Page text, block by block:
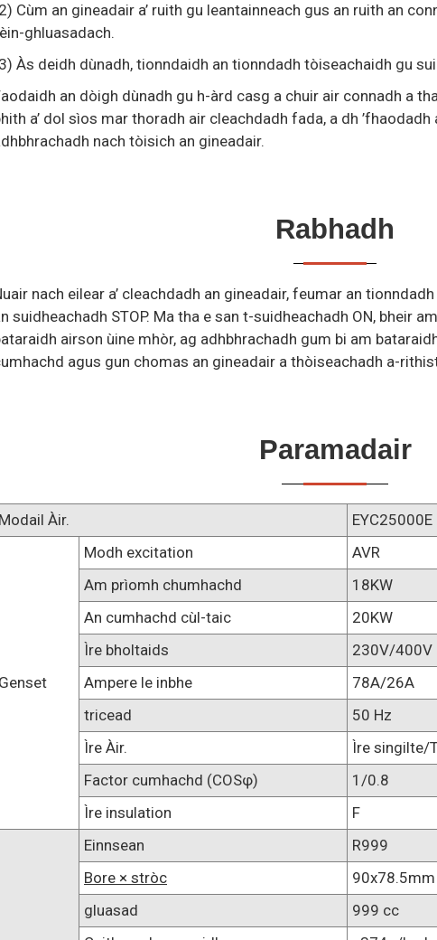
Cùm an gineadair a’ ruith gu leantainneach gus an ruith an
ghluasadach.
Às deidh dùnadh, tionndaidh an tionndadh tòiseachaidh gu
an dòigh dùnadh gu h-àrd casg a chuir air connadh a
a’ dol sìos mar thoradh air cleachdadh fada, a dh
nach tòisich an gineadair.
Rabhadh
nach eilear a’ cleachdadh an gineadair, feumar an
suidheachadh STOP. Ma tha e san t-suidheachadh ON, bheir
airson ùine mhòr, ag adhbhrachadh gum bi am
agus gun chomas an gineadair a thòiseachadh a-
Paramadair
Modail Àir. EYC25000E
Genset
Modh excitation
AVR
Am prìomh chumhachd
18KW
An cumhachd cùl-taic
20KW
Ìre bholtaids
230V/400V
Ampere le inbhe
78A/26A
tricead
50 Hz
Ìre Àir.
Ìre singilte/
Factor cumhachd (COSφ)
1/0.8
Ìre insulation
F
Einnsean
R999
Bore × stròc
90x78.5mm
gluasad
999 cc